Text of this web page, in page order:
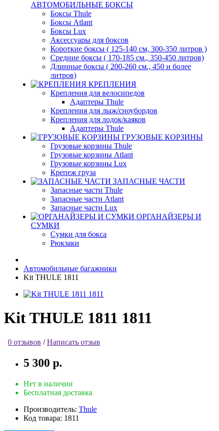
АВТОМОБИЛЬНЫЕ БОКСЫ
Боксы Thule
Боксы Atlant
Боксы Lux
Аксессуары для боксов
Короткие боксы ( 125-140 см, 300-350 литров )
Средние боксы ( 170-185 см., 350-450 литров)
Длинные боксы ( 200-260 см., 450 и более
литров)
КРЕПЛЕНИЯ
Крепления для велосипедов
Адаптеры Thule
Крепления для лыж/сноубордов
Крепления для лодок/каяков
Адаптеры Thule
ГРУЗОВЫЕ КОРЗИНЫ
Грузовые корзины Thule
Грузовые корзины Atlant
Грузовые корзины Lux
Крепеж груза
ЗАПАСНЫЕ ЧАСТИ
Запасные части Thule
Запасные части Atlant
Запасные части Lux
ОРГАНАЙЗЕРЫ И
СУМКИ
Сумки для бокса
Рюкзаки
Автомобильные багажники
Kit THULE 1811
Kit THULE 1811 1811
0 отзывов /Написать отзыв
5 300 р.
Нет в наличии
Бесплатная доставка
Производитель: Thule
Код товара: 1811